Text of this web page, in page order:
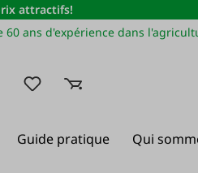
attractifs!
60 ans d'expérience dans
Vous avez 0 articles
Guide pratique Qui